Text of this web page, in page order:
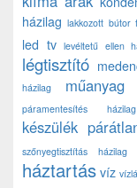
házilag lakkozott bútor
led tv levéltetű ellen
légtisztító
házilag
műanyag
páramentesítés házilag
készülék
szőnyegtisztítás házilag
háztartás víz